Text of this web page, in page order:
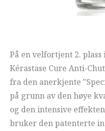
På en velfortjent 2.
Kérastase Cure Anti-
fra den anerkjente
på grunn av den høye
og den intensive
bruker den patenterte